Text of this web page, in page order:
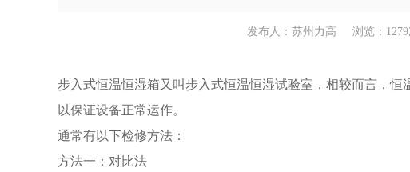
发布人：苏州力高 浏览：
步入式恒温恒湿箱又叫步入式恒温恒湿试验室，相较而言，
以保证设备正常运作。
通常有以下检修方法：
方法一：对比法